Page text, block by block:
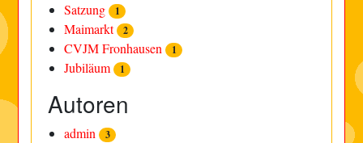
Satzung 1
Maimarkt 2
CVJM Fronhausen 1
Jubiläum 1
Autoren
admin 3